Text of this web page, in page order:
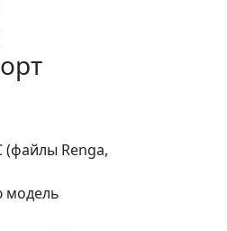
(файлы Renga,
модель